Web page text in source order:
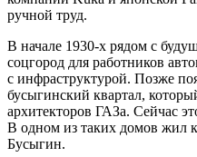
ручной труд.
В начале 1930-х рядом с
соцгород для работников
с инфраструктурой. Позже
бусыгинский квартал,
архитекторов ГАЗа. Сейчас
В одном из таких домов жил
Бусыгин.